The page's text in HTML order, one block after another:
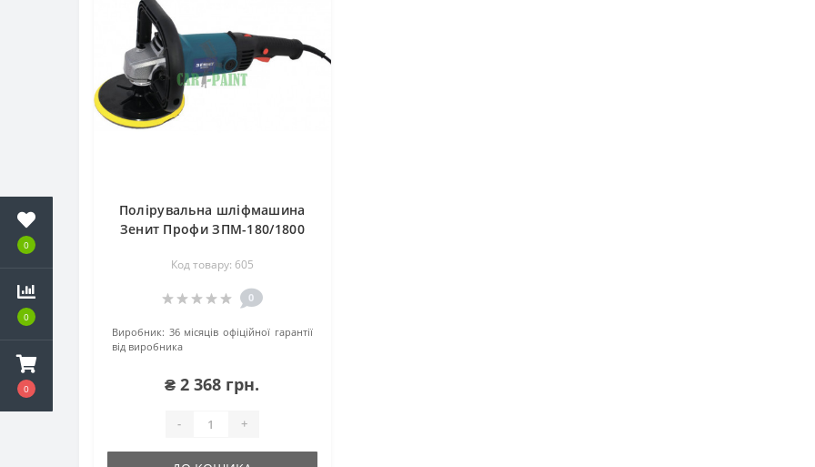
0
0
0
Полірувальна шліфмашина
Зенит Профи ЗПМ-180/1800
Код товару: 605
0
Виробник: 36 місяців офіційної гарантії
від виробника
₴ 2 368 грн.
- +